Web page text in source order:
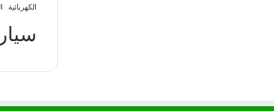
الكهربائية